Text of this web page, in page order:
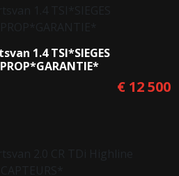
1.4 TSI*SIEGES
€ 12 500